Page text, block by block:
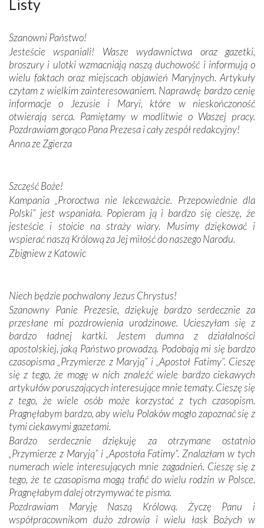
wspaniałe zdobienia, dbałość ich twórców o detale,
budowniczych.
Podążyliśmy też śladami fatimskich wizjonerów – Łucji
dos Santos oraz świętych Hiacynty i Franciszka Marto.
Modliliśmy się przy ich grobach. Odprawiliśmy Drogę
Krzyżową w ich rodzinnych stronach, odwiedziliśmy
domy, w których żyli.
W miejscu objawień Matki Bożej zapaliliśmy świece
Podczas tej kilkudniowej wyprawy na każdym kroku
spotykaliśmy się z serdeczną otwartością
Portugalczyków. Podziwialiśmy ich ludową sztukę i
zwyczaje. Mimo że nasze kraje są od siebie bardzo
oddalone, w żaden sposób nie czuliśmy się obco.
Sprawiła to oczywiście sama Matka Boża, ale też
kulturowa bliskość biorąca swój początek w naszej
mieliśmy okazję przekonać się, że Maryja swoją opieką
otacza nie tylko nasz naród, lecz wszystkie nacje, które
się Jej ufnie oddają, a także każdą osobę, która zawierza
Jej siebie oraz swych bliskich.
Dzieje Portugalii to również historia wierności Bogu i
odstępstw, także w życiu władców. Trudne momenty w
wymiarze tak osobistym, jak i zbiorowym, przypominają o
konieczności ciągłego zabiegania o własną duszę i o łaskę
Opatrzności. Wierność przynosi pomyślność –
przynajmniej w życiu duchowym. Odstępstwo owocuje
nieszczęściem i śmiercią. Te uniwersalne prawdy
przychodziły na myśl, gdy słuchaliśmy opowieści
przewodników o portugalskich monarchach i wodzach,
zwycięskich bitwach i nieszczęśliwych losach grzesznych
kochanków.
Byli tym razem pośród Apostołów Fatimy reprezentanci
Listy
Szanowni Państwo!
Jesteście wspaniali! Wasze wydawnictwa oraz gazetki,
broszury i ulotki wzmacniają naszą duchowość i informują o
wielu faktach oraz miejscach objawień Maryjnych. Artykuły
czytam z wielkim zainteresowaniem. Naprawdę bardzo cenię
informacje o Jezusie i Maryi, które w nieskończoność
otwierają serca. Pamiętamy w modlitwie o Waszej pracy.
Pozdrawiam gorąco Pana Prezesa i cały zespół redakcyjny!
Anna ze Zgierza
Szczęść Boże!
Kampania „Proroctwa nie lekceważcie. Przepowiednie dla
Polski” jest wspaniała. Popieram ją i bardzo się cieszę, że
jesteście i stoicie na straży wiary. Musimy dziękować i
wspierać naszą Królową za Jej miłość do naszego Narodu.
Zbigniew z Katowic
Niech będzie pochwalony Jezus Chrystus!
Szanowny Panie Prezesie, dziękuję bardzo serdecznie za
przesłane mi pozdrowienia urodzinowe. Ucieszyłam się z
bardzo ładnej kartki. Jestem dumna z działalności
apostolskiej, jaką Państwo prowadzą. Podobają mi się bardzo
czasopisma „Przymierze z Maryją” i „Apostoł Fatimy”. Cieszę
się z tego, że mogę w nich znaleźć wiele bardzo ciekawych
artykułów poruszających interesujące mnie tematy. Cieszę się
z tego, że wiele osób może korzystać z tych czasopism.
Pragnęłabym bardzo, aby wielu Polaków mogło zapoznać się z
tymi ciekawymi gazetami.
Bardzo serdecznie dziękuję za otrzymane ostatnio
„Przymierze z Maryją” i „Apostoła Fatimy”. Znalazłam w tych
numerach wiele interesujących mnie zagadnień. Cieszę się z
tego, że te czasopisma mogą trafić do wielu rodzin w Polsce.
Pragnęłabym dalej otrzymywać te pisma.
Pozdrawiam Maryję Naszą Królową. Życzę Panu i
współpracownikom dużo zdrowia i wielu łask Bożych w